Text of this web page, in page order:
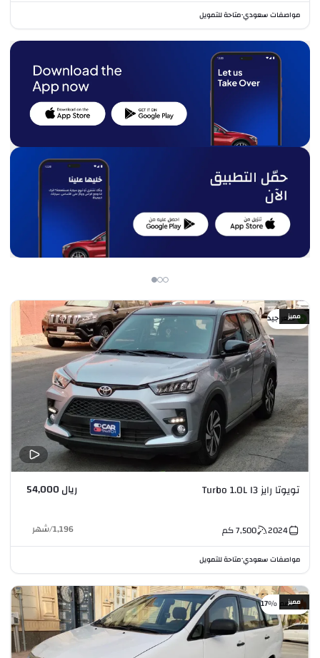
مواصفات سعودي•متاحة للتمويل
سعر جيدمميز
تويوتا رايز Turbo 1.0L I3 ريال 54,000
2024
7,500كم 1,196
/شهر
مواصفات سعودي•متاحة للتمويل
خصم %17مميز